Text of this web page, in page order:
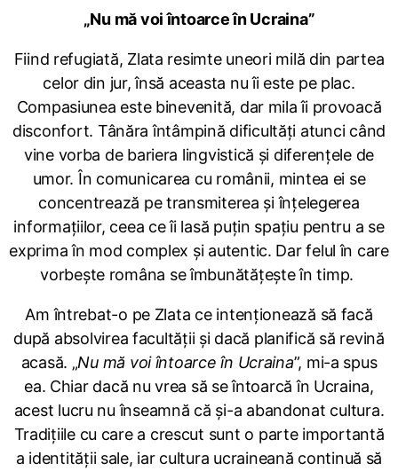
„Nu mă voi întoarce în Ucraina”
Fiind refugiată, Zlata resimte uneori milă din partea
celor din jur, însă aceasta nu îi este pe plac.
Compasiunea este binevenită, dar mila îi provoacă
disconfort. Tânăra întâmpină dificultăți atunci când
vine vorba de bariera lingvistică și diferențele de
umor. În comunicarea cu românii, mintea ei se
concentrează pe transmiterea și înțelegerea
informațiilor, ceea ce îi lasă puțin spațiu pentru a se
exprima în mod complex și autentic. Dar felul în care
vorbește româna se îmbunătățește în timp.
Am întrebat-o pe Zlata ce intenționează să facă
după absolvirea facultății și dacă planifică să revină
acasă. „Nu mă voi întoarce în Ucraina”, mi-a spus
ea. Chiar dacă nu vrea să se întoarcă în Ucraina,
acest lucru nu înseamnă că și-a abandonat cultura.
Tradițiile cu care a crescut sunt o parte importantă
a identității sale, iar cultura ucraineană continuă să